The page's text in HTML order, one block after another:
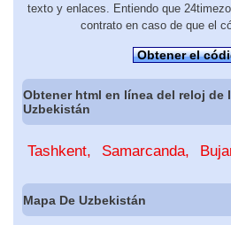
texto y enlaces. Entiendo que
contrato en caso de que el
Obtener el
Obtener html en línea del reloj de
Uzbekistán
Tashkent Samarcanda
Mapa De Uzbekistán